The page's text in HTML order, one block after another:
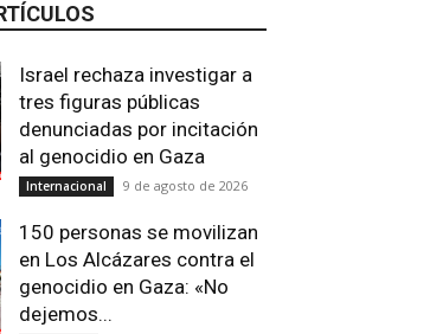
Israel rechaza investigar a
tres figuras públicas
denunciadas por incitación
al genocidio en Gaza
Internacional 9 de agosto de 2026
150 personas se movilizan
en Los Alcázares contra el
genocidio en Gaza: «No
dejemos...